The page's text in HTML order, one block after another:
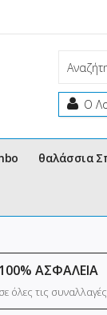
Ο
θαλάσσια
100% ΑΣΦΑΛΕΙΑ
σε όλες τις